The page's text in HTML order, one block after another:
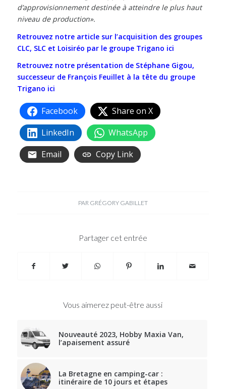
d’approvisionnement destinée à atteindre le plus haut
niveau de production».
Retrouvez notre article sur l’acquisition des groupes
CLC, SLC et Loisiréo par le groupe Trigano ici
Retrouvez notre présentation de Stéphane Gigou,
successeur de François Feuillet à la tête du groupe
Trigano ici
Facebook
Share on X
LinkedIn
WhatsApp
Email
Copy Link
PAR GRÉGORY GABILLET
Partager cet entrée
Vous aimerez peut-être aussi
Nouveauté 2023, Hobby Maxia Van,
l’apaisement assuré
La Bretagne en camping-car :
itinéraire de 10 jours et étapes